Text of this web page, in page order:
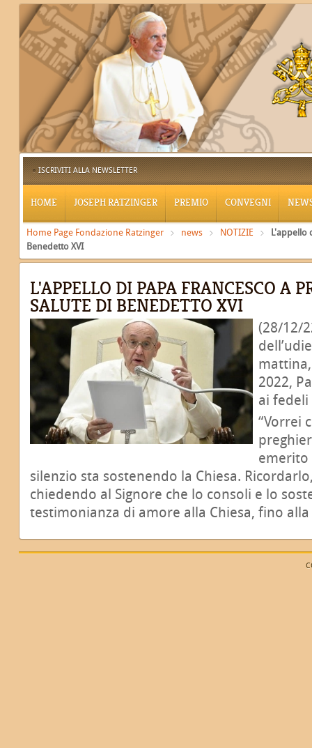
ISCRIVITI ALLA NEWSLETTER
HOME JOSEPH RATZINGER PREMIO CONVEGNI
Home Page Fondazione Ratzinger news NOTIZIE
L'appello
Benedetto XVI
L'APPELLO DI PAPA FRANCESCO A
SALUTE DI BENEDETTO XVI
(28/12/
2022,
ai fedeli
“Vorrei
emerito
silenzio sta sostenendo la Chiesa.
chiedendo al Signore che lo consoli e lo
testimonianza di amore alla Chiesa, fino alla